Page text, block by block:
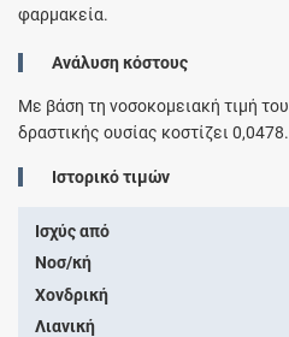
φαρμακεία.
Ανάλυση κόστους
Με βάση τη νοσοκομειακή τιμή
δραστικής ουσίας κοστίζει0,0478.
Ιστορικό τιμών
Ισχύς από
Νοσ/κή
Χονδρική
Λιανική